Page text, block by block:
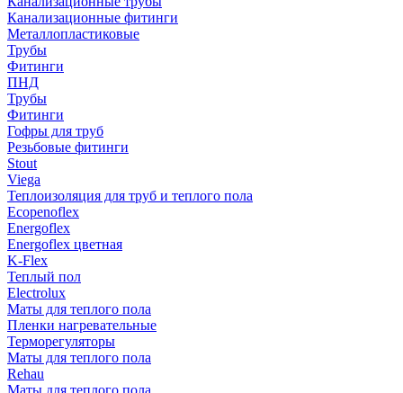
Канализационные фитинги
Металлопластиковые
Трубы
Фитинги
ПНД
Трубы
Фитинги
Гофры для труб
Резьбовые фитинги
Stout
Viega
Теплоизоляция для труб и теплого пола
Ecopenoflex
Energoflex
Energoflex цветная
K-Flex
Теплый пол
Electrolux
Маты для теплого пола
Пленки нагревательные
Терморегуляторы
Маты для теплого пола
Rehau
Маты для теплого пола